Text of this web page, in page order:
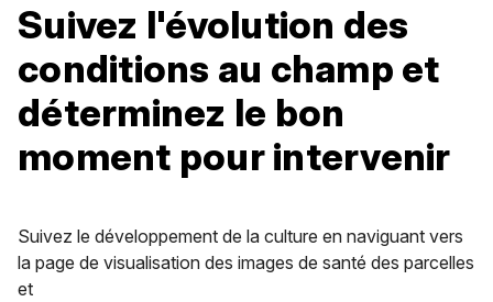
Suivez l'évolution des
conditions au champ et
déterminez le bon
moment pour intervenir
Suivez le développement de la culture en naviguant vers
la page de visualisation des images de santé des parcelles
et